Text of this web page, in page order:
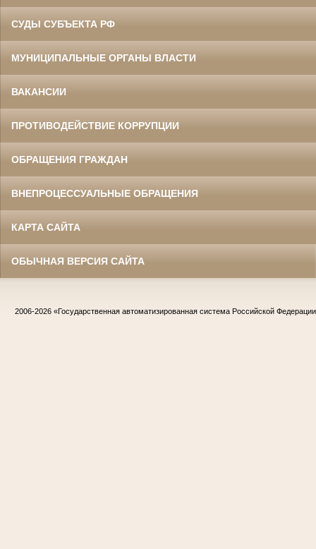
СУДЫ СУБЪЕКТА РФ
МУНИЦИПАЛЬНЫЕ ОРГАНЫ ВЛАСТИ
ВАКАНСИИ
ПРОТИВОДЕЙСТВИЕ КОРРУПЦИИ
ОБРАЩЕНИЯ ГРАЖДАН
ВНЕПРОЦЕССУАЛЬНЫЕ ОБРАЩЕНИЯ
КАРТА САЙТА
ОБЫЧНАЯ ВЕРСИЯ САЙТА
2006-2026 «Государственная автоматизированная система Российской